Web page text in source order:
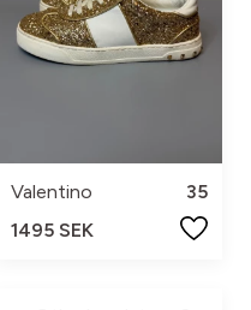
Valentino
35
1495 SEK